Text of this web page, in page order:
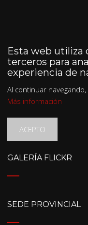
Esta web utiliza
terceros para
experiencia de
Al continuar
Más información
ACEPTO
GALERÍA FLICKR
SEDE PROVINCIAL